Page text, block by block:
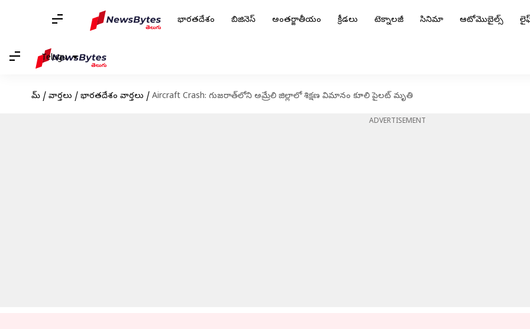
భారతదేశం బిజినెస్ అంతర్జాతీయం క్రీడలు టెక్నాలజీ సినిమా ఆటోమొబైల్స్
Telugu
హోమ్ / వార్తలు / భారతదేశం వార్తలు / Aircraft Crash: గుజరాత్‌లోని అమ్రేలి జిల్లాలో శిక్షణ విమానం కూలి పైలట్ మృతి
ADVERTISEMENT